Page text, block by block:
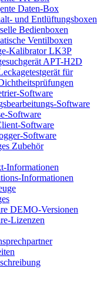
Daten-Box
und Entlüftungsboxen
Bedienboxen
Ventilboxen
Kalibrator LK3P
APT-H2D
für
Software
Software
Software
Software
Software
Zubehör
Informationen
Informationen
DEMO-Versionen
Lizenzen